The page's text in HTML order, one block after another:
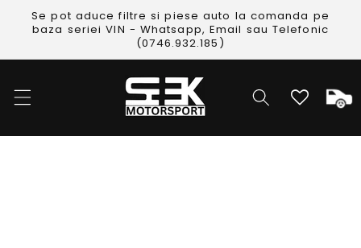
Skip to
content
Se pot aduce filtre si piese auto la comanda pe
baza seriei VIN - Whatsapp, Email sau Telefonic
(0746.932.185)
Cos